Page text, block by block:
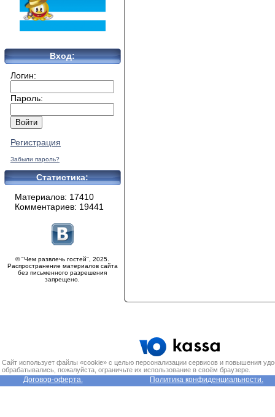
Вход:
Логин:
Пароль:
Регистрация
Забыли пароль?
Статистика:
Материалов: 17410
Комментариев: 19441
© "Чем развлечь гостей", 2025.
Распространение материалов сайта
без письменного разрешения
запрещено.
Сайт использует файлы «cookie» с целью персонализации сервисов и повышения
обрабатывались, пожалуйста, ограничьте их использование в своём браузере.
Договор-оферта. Политика конфиденциальности.